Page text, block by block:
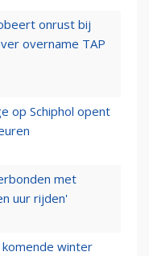
onrust bij
overname TAP
op Schiphol opent
met
uur rijden'
komende winter